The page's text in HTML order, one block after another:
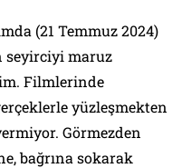
(21 Temmuz 2024)
seyirciyi maruz
Filmlerinde
yüzleşmekten
Görmezden
bağrına sokarak